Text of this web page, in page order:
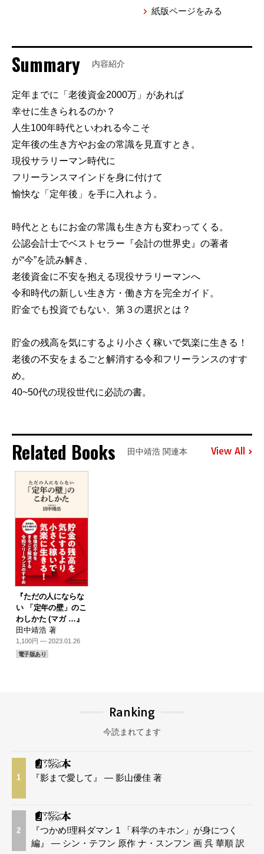
紙版ページをみる
Summary 内容紹介
定年までに「老後資金2000万」があれば
幸せに生きられるのか？
人生100年時代といわれる今こそ
定年後の生き方やお金の常識を見直すとき。
現役サラリーマン時代に
フリーランスマインドを身に付けて
愉快な「定年後」を手に入れよう。
時代とともにお金の常識も生き方も変わってくる。
公認会計士でベストセラー『会計の世界史』の著者
が“今”を読み解き、
老後資金に不安を抱える現役サラリーマンへ
令和時代の新しい生き方・働き方を完全ガイド。
貯金でも投資でもない、第３の選択とは？
貯金の残高を気にするより小さく稼いで気楽に生きる！
老後の不安をまるごと解消する令和フリーランスのすす
め。
40~50代の現役世代に必読の書。
Related Books 田中靖浩 関連本 View All
『ただの人にならな
い 「定年の壁」のこ
わしかた (マガ …』
田中靖浩 著
1,100円 — 2023.01.26
電子版あり
Ranking
今読まれてます
1 『影まで愛して』 — 影山優佳 著
2
『つかめ!理科ダマン 1 「科学のキホン」が身につく
編』 — シン・テフン 原作 ナ・スンフン 画 呉 華順 訳